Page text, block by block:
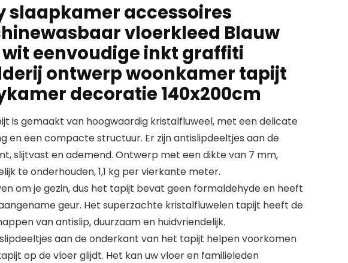
slaapkamer accessoires
vloerkleed Blauw
eenvoudige inkt graffiti
ontwerp woonkamer tapijt
decoratie 140x200cm
is gemaakt van hoogwaardig kristalfluweel, met een delicate
en een compacte structuur. Er zijn antislipdeeltjes aan de
slijtvast en ademend. Ontwerp met een dikte van 7 mm,
te onderhouden, 1,1 kg per vierkante meter.
om je gezin, dus het tapijt bevat geen formaldehyde en heeft
geur. Het superzachte kristalfluwelen tapijt heeft de
van antislip, duurzaam en huidvriendelijk.
aan de onderkant van het tapijt helpen voorkomen
op de vloer glijdt. Het kan uw vloer en familieleden